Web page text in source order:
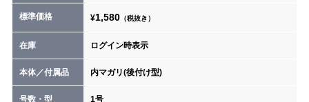
標準価格 ¥1,580（税抜き）
在庫 ログイン時表示
本体／付属品 内マガリ(後付け型)
号数・型 1号